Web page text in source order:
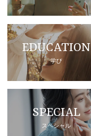
EDUCATION
学び
SPECIAL
スペシャル